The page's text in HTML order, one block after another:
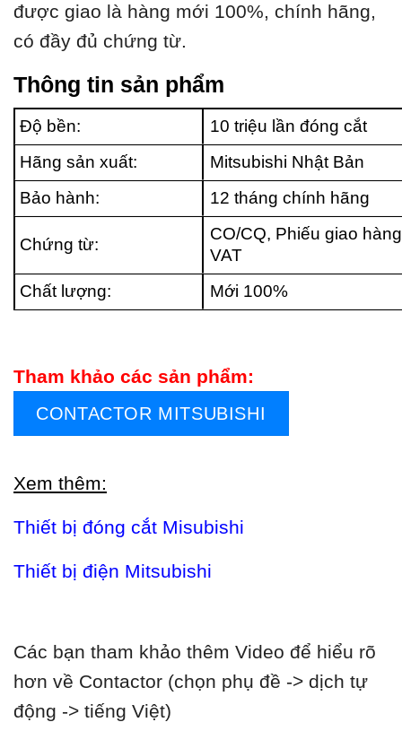
được giao là hàng mới 100%, chính hãng,
có đầy đủ chứng từ.
Thông tin sản phẩm
Độ bền:
10 triệu lần đóng cắt
Hãng sản xuất:
Mitsubishi Nhật Bản
Bảo hành:
12 tháng chính hãng
Chứng từ:
CO/CQ, Phiếu giao
VAT
Chất lượng:
Mới 100%
Tham khảo các sản phẩm:
CONTACTOR MITSUBISHI
Xem thêm:
Thiết bị đóng cắt Misubishi
Thiết bị điện Mitsubishi
Các bạn tham khảo thêm Video để hiểu rõ
hơn về Contactor (chọn phụ đề -> dịch tự
động -> tiếng Việt)